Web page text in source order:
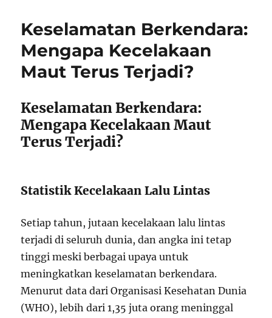
Keselamatan Berkendara:
Mengapa Kecelakaan
Maut Terus Terjadi?
Keselamatan Berkendara:
Mengapa Kecelakaan Maut
Terus Terjadi?
Statistik Kecelakaan Lalu Lintas
Setiap tahun, jutaan kecelakaan lalu lintas
terjadi di seluruh dunia, dan angka ini tetap
tinggi meski berbagai upaya untuk
meningkatkan keselamatan berkendara.
Menurut data dari Organisasi Kesehatan Dunia
(WHO), lebih dari 1,35 juta orang meninggal